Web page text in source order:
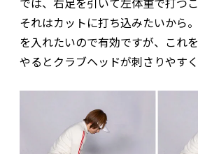
それはカットに打ち込みたいから
を入れたいので有効ですが、これ
やるとクラブヘッドが刺さりやすく